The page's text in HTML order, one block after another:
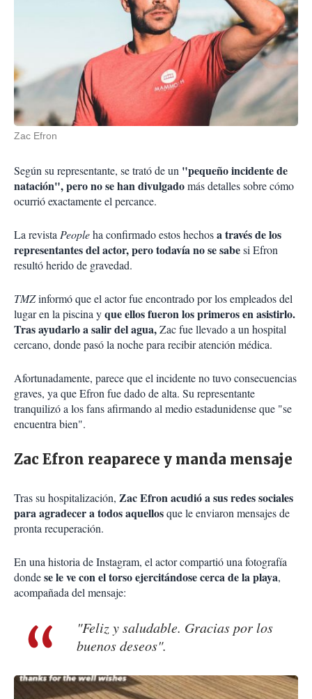
Zac Efron
Según su representante, se trató de un "pequeño incidente de
natación", pero no se han divulgadomás detalles sobre cómo
ocurrió exactamente el percance.
La revistaPeopleha confirmado estos hechosa través de los
representantes del actor, pero todavía no se sabesi Efron
resultó herido de gravedad.
TMZinformó que el actor fue encontrado por los empleados del
lugar en la piscina yque ellos fueron los primeros en asistirlo.
Tras ayudarlo a salir del agua,Zac fue llevado a un hospital
cercano, donde pasó la noche para recibir atención médica.
Afortunadamente, parece que el incidente no tuvo consecuencias
graves, ya que Efron fue dado de alta. Su representante
tranquilizó a los fans afirmando al medio estadunidense que "se
encuentra bien".
Zac Efron reaparece y manda mensaje
Tras su hospitalización, Zac Efron acudió a sus redes sociales
para agradecer a todos aquellosque le enviaron mensajes de
pronta recuperación.
En una historia de Instagram, el actor compartió una fotografía
dondese le ve con el torso ejercitándose cerca de la playa,
acompañada del mensaje:
"Feliz y saludable. Gracias por los
buenos deseos".